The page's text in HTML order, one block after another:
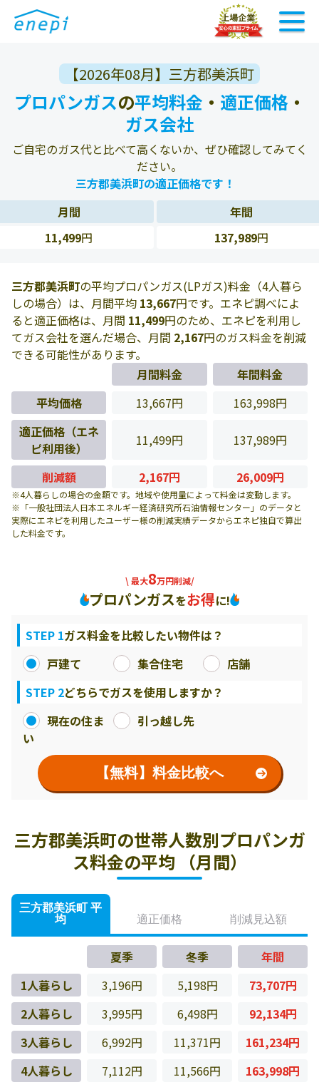
【2026年08月】三方郡美浜町
プロパンガスの平均料金 ・ 適正価格 ・
ガス会社
ご自宅のガス代と比べて高くないか、ぜひ確認してみてく
ださい。
三方郡美浜町の適正価格です！
月間
年間
11,499円 137,989円
三方郡美浜町の平均プロパンガス(LPガス)料金（4人暮ら
しの場合）は、月間平均 13,667円です。エネピ調べによ
ると適正価格は、月間 11,499円のため、エネピを利用し
てガス会社を選んだ場合、月間 2,167円のガス料金を削減
できる可能性があります。
月間料金
年間料金
平均価格
13,667円
163,998円
適正価格（エネ
ピ利用後）
11,499円 137,989円
削減額 2,167円 26,009円
※4人暮らしの場合の金額です。地域や使用量によって料金は変動します。
※「一般社団法人日本エネルギー経済研究所石油情報センター」のデータと
実際にエネピを利用したユーザー様の削減実績データからエネピ独自で算出
した料金です。
\ 最大8万円削減/
プロパンガスをお得に!
STEP 1ガス料金を比較したい物件は？
戸建て
集合住宅
店舗
STEP 2どちらでガスを使用しますか？
現在の住ま
い
引っ越し先
【無料】料金比較へ
三方郡美浜町の世帯人数別プロパンガ
ス料金の平均 （月間）
三方郡美浜町 平
均
適正価格 削減見込額
夏季 冬季
年間
1人暮らし
3,196円 5,198円
73,707円
2人暮らし
3,995円 6,498円
92,134円
3人暮らし
6,992円 11,371円
161,234円
4人暮らし
7,112円 11,566円 163,998円